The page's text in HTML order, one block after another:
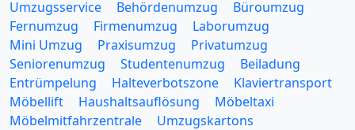
Umzugsservice Behördenumzug
Büroumzug
Fernumzug
Firmenumzug
Laborumzug
Mini Umzug
Praxisumzug
Privatumzug
Seniorenumzug
Studentenumzug
Beiladung
Entrümpelung
Halteverbotszone
Klaviertransport
Möbellift
Haushaltsauflösung
Möbeltaxi
Möbelmitfahrzentrale
Umzugskartons